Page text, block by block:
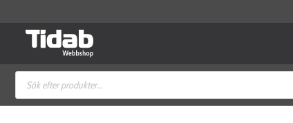
Produktsökning